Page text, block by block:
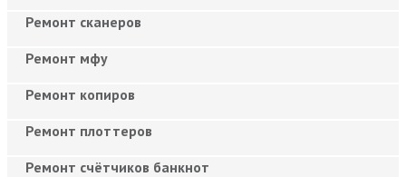
Ремонт сканеров
Ремонт мфу
Ремонт копиров
Ремонт плоттеров
Ремонт счётчиков банкнот